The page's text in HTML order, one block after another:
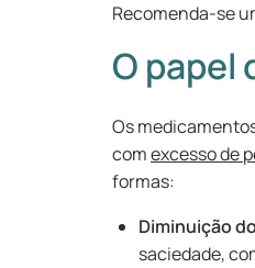
Recomenda-se
O papel
Os
comexcesso de
formas:
Diminuição
saciedade,